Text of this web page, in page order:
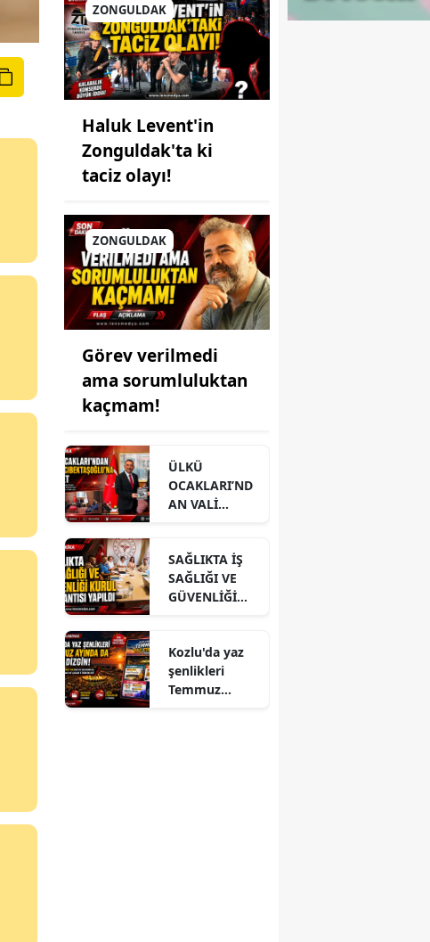
ZONGULDAK
Haluk Levent'in
Zonguldak'ta ki
taciz olayı!
ZONGULDAK
Görev verilmedi
ama sorumluluktan
kaçmam!
ÜLKÜ
OCAKLARI’ND
AN VALİ
ZİYARET
SAĞLIKTA İŞ
SAĞLIĞI VE
GÜVENLİĞİ
YAPILDI
Kozlu'da yaz
şenlikleri
Temmuz